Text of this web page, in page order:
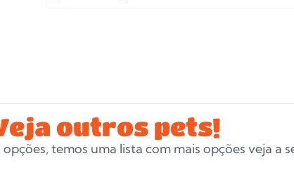
outros pets!
temos uma lista com mais opções veja a